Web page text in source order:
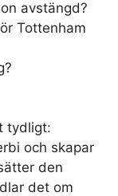
avstängd?
Tottenham
tydligt:
och skapar
den
det om